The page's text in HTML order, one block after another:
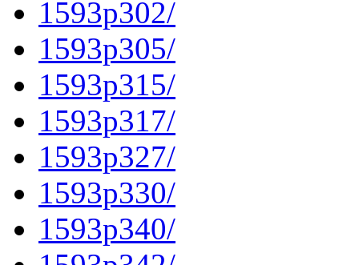
1593p302/
1593p305/
1593p315/
1593p317/
1593p327/
1593p330/
1593p340/